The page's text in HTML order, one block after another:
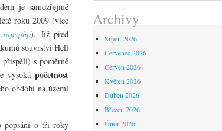
je samozřejmě
roku 2009 (více
raje.php). Již před
souvrství Hell
s poměrně
vysokápočetnost
období na území
popsání o tři roky
Archivy
Srpen 2026
Červenec 2026
Červen 2026
Květen 2026
Duben 2026
Březen 2026
Únor 2026